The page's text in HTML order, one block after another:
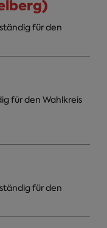
für den
für den Wahlkreis
für den